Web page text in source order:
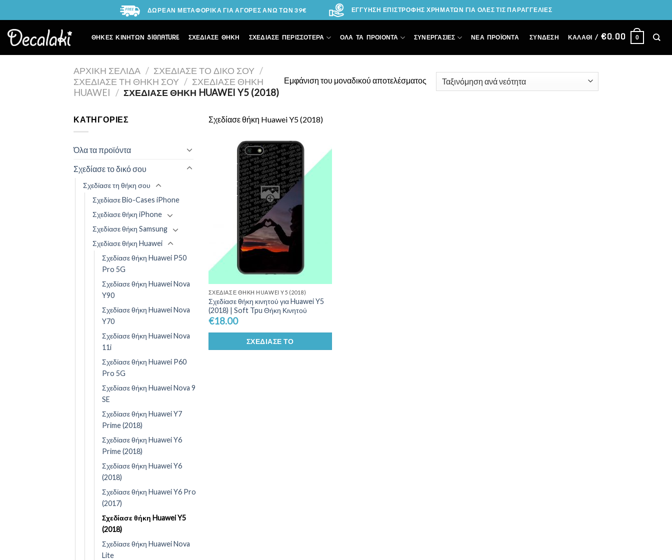
to
content
ΔΩΡΕΑΝ ΜΕΤΑΦΟΡΙΚΑ ΓΙΑ ΑΓΟΡΕΣ ΑΝΩ ΤΩΝ 39€ ΕΓΓΥΗΣΗ ΕΠΙΣΤΡΟΦΗΣ ΧΡΗΜΑΤΩΝ ΓΙΑ ΟΛΕΣ ΤΙΣ ΠΑΡΑΓΓΕΛΙΕΣ
ΘΗΚΕΣ ΚΙΝΗΤΩΝ SIGNATURE ΣΧΕΔΙΑΣΕ ΘΗΚΗ ΣΧΕΔΙΑΣΕ ΠΕΡΙΣΣΟΤΕΡΑ ΟΛΑ ΤΑ ΠΡΟΙΟΝΤΑ ΣΥΝΕΡΓΑΣΙΕΣ ΝΕΑ ΠΡΟΪΟΝΤΑ ΣΎΝΔΕΣΗ ΚΑΛΆΘΙ / €0.00 0
ΑΡΧΙΚΉ ΣΕΛΊΔΑ / ΣΧΕΔΊΑΣΕ ΤΟ ΔΙΚΌ ΣΟΥ /
ΣΧΕΔΊΑΣΕ ΤΗ ΘΉΚΗ ΣΟΥ / ΣΧΕΔΊΑΣΕ ΘΉΚΗ
HUAWEI / ΣΧΕΔΊΑΣΕ ΘΉΚΗ HUAWEI Y5 (2018)
Εμφάνιση του μοναδικού αποτελέσματος
ΚΑΤΗΓΟΡΊΕΣ
Όλα τα προϊόντα
Σχεδίασε το δικό σου
Σχεδίασε τη θήκη σου
Σχεδίασε Bio-Cases iPhone
Σχεδίασε θήκη iPhone
Σχεδίασε θήκη Samsung
Σχεδίασε θήκη Huawei
Σχεδίασε θήκη Huawei P50
Pro 5G
Σχεδίασε θήκη Huawei Nova
Y90
Σχεδίασε θήκη Huawei Nova
Y70
Σχεδίασε θήκη Huawei Nova
11i
Σχεδίασε θήκη Huawei P60
Pro 5G
Σχεδίασε θήκη Huawei Nova 9
SE
Σχεδίασε θήκη Huawei Y7
Prime (2018)
Σχεδίασε θήκη Huawei Y6
Prime (2018)
Σχεδίασε θήκη Huawei Y6
(2018)
Σχεδίασε θήκη Huawei Y6 Pro
(2017)
Σχεδίασε θήκη Huawei Y5
(2018)
Σχεδίασε θήκη Huawei Nova
Lite
Σχεδίασε θήκη Huawei Y5 (2018)
Add to
Wishlist
ΣΧΕΔΊΑΣΕ ΘΉΚΗ HUAWEI Y5 (2018)
Σχεδίασε θήκη κινητού για Huawei Y5
(2018) | Soft Tpu Θήκη Κινητού
€18.00
ΣΧΕΔΊΑΣΕ ΤΟ